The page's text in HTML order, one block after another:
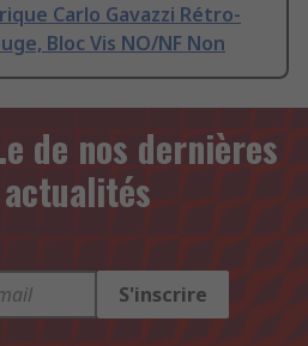
Carlo Gavazzi Rétro-
Bloc Vis NO/NF Non
de nos dernières
S'inscrire